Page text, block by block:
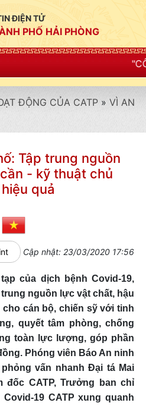
ĐIỆN TỬ
PHỐ HẢI PHÒNG
"CÔNG AN
ĐỘNG CỦA CATP » VÌ AN
Tập trung nguồn
- kỹ thuật chủ
quả
Cập nhật: 23/03/2020 17:56
của dịch bệnh Covid-19,
nguồn lực vật chất, hậu
cán bộ, chiến sỹ với tinh
quyết tâm phòng, chống
toàn lực lượng, góp phần
Phóng viên Báo An ninh
vấn nhanh Đại tá Mai
đốc CATP, Trưởng ban chỉ
19 CATP xung quanh